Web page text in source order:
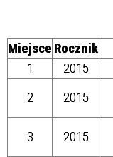
Miejsce Rocznik
1
2015
2
2015
3
2015